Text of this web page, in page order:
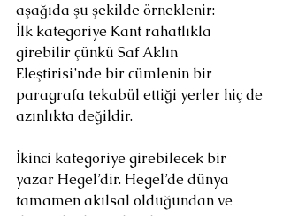
aşağıda şu şekilde örneklenir:
İlk kategoriye Kant rahatlıkla
girebilir çünkü Saf Aklın
Eleştirisi’nde bir cümlenin bir
paragrafa tekabül ettiği yerler hiç de
azınlıkta değildir.
İkinci kategoriye girebilecek bir
yazar Hegel’dir. Hegel’de dünya
tamamen akılsal olduğundan ve